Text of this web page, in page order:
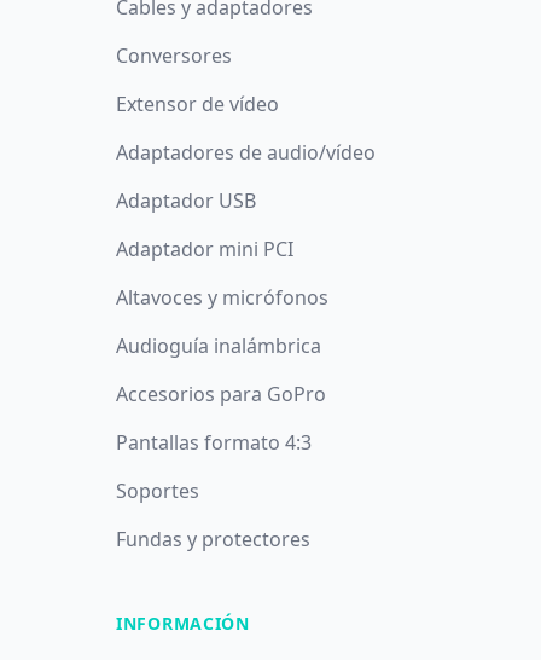
Cables y adaptadores
Conversores
Extensor de vídeo
Adaptadores de audio/vídeo
Adaptador USB
Adaptador mini PCI
Altavoces y micrófonos
Audioguía inalámbrica
Accesorios para GoPro
Pantallas formato 4:3
Soportes
Fundas y protectores
INFORMACIÓN